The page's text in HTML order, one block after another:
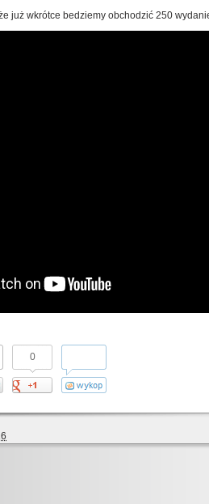
już wkrótce bedziemy obchodzić 250
0